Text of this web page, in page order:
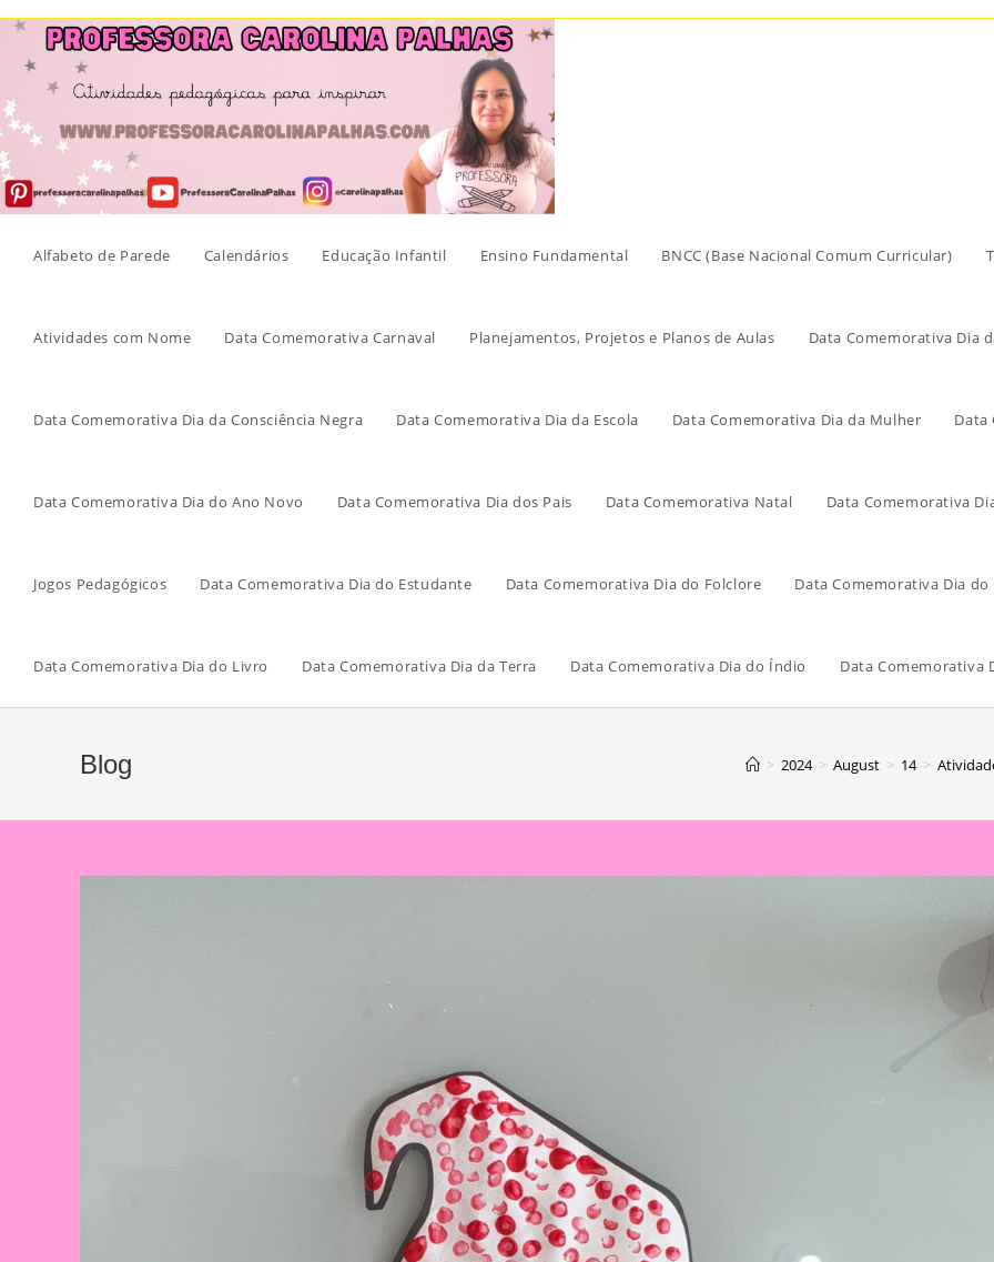
Skip
content
Alfabeto de Parede Calendários Educação Infantil Ensino Fundamental BNCC (Base Nacional Comum Curricular)
Atividades com Nome Data Comemorativa Carnaval Planejamentos, Projetos e Planos de Aulas Data Comemorativa Dia
Data Comemorativa Dia da Consciência Negra Data Comemorativa Dia da Escola Data Comemorativa Dia da Mulher Data
Data Comemorativa Dia do Ano Novo Data Comemorativa Dia dos Pais Data Comemorativa Natal Data Comemorativa
Jogos Pedagógicos Data Comemorativa Dia do Estudante Data Comemorativa Dia do Folclore Data Comemorativa Dia do
Data Comemorativa Dia do Livro Data Comemorativa Dia da Terra Data Comemorativa Dia do Índio Data Comemorativa
Blog > 2024 > August > 14 >